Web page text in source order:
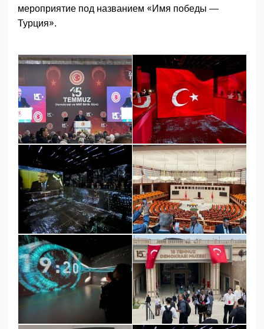
мероприятие под названием «Имя победы —
Турция».